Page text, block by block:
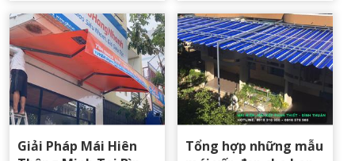
các bí quyết chi tiết và thực
tế nhất để chọn được mái
xếp hoàn hảo.
bảo chất lượng và giá trị
sử dụng lâu dài, việc lựa
chọn đơn vị thi công uy tín
là vô cùng quan trọng. Bài
viết sau đây sẽ chia sẻ
những kinh nghiệm cần
thiết giúp bạn tìm được
đơn vị lắp đặt mái xếp
chất lượng, giá rẻ tại Phan
Giải Pháp Mái Hiên
Tổng hợp những mẫu